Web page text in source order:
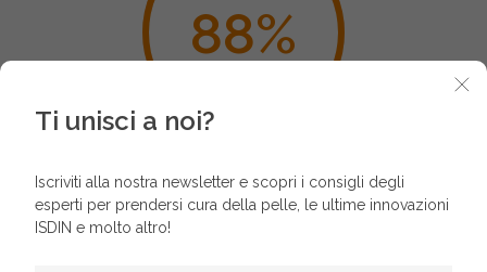
88%
¹ Valutazione di sicurezza ed efficacia di Hydrooil in 32 soggetti tra 18 e
70 anni con pelle sensibile, durante 28 giorni in normali condizioni di
Ti unisci a noi?
Iscriviti alla nostra newsletter e scopri i consigli degli
esperti per prendersi cura della pelle, le ultime innovazioni
ISDIN e molto altro!